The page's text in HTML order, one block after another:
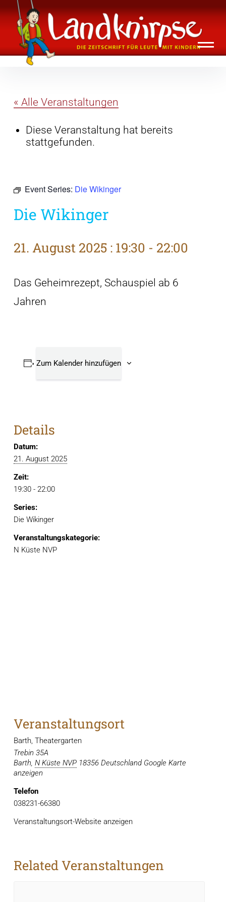
Inhalte
überspringen
Landknirpse – Die Zeitschrift für Leute
mit Kindern
« Alle Veranstaltungen
Diese Veranstaltung hat bereits
stattgefunden.
Event Series: Die Wikinger
Die Wikinger
21. August 2025 : 19:30 - 22:00
Das Geheimrezept, Schauspiel ab 6
Jahren
Zum Kalender hinzufügen
Details
Datum:
21. August 2025
Zeit:
19:30 - 22:00
Series:
Die Wikinger
Veranstaltungskategorie:
N Küste NVP
Veranstaltungsort
Barth, Theatergarten
Trebin 35A
Barth, N Küste NVP 18356 Deutschland Google Karte
anzeigen
Telefon
038231-66380
Veranstaltungsort-Website anzeigen
Related Veranstaltungen